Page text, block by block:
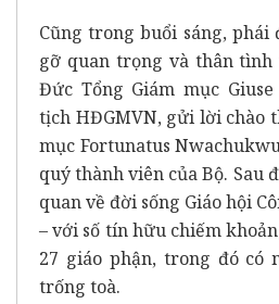
Cũng trong buổi sáng, phái
gỡ quan trọng và thân tình
Đức Tổng Giám mục
tịch HĐGMVN, gửi lời chào
mục Fortunatus
quý thành viên của Bộ. Sau
quan về đời sống Giáo hội
– với số tín hữu chiếm
27 giáo phận, trong đó có
trống toà.